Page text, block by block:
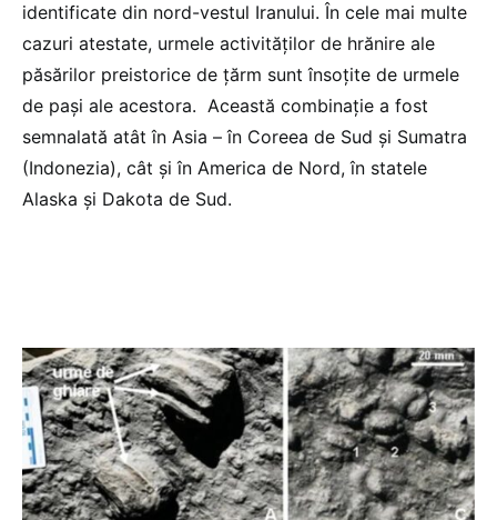
identificate din nord-vestul Iranului. În cele mai multe
cazuri atestate, urmele activităților de hrănire ale
păsărilor preistorice de țărm sunt însoțite de urmele
de pași ale acestora. Această combinație a fost
semnalată atât în Asia – în Coreea de Sud și Sumatra
(Indonezia), cât și în America de Nord, în statele
Alaska și Dakota de Sud.